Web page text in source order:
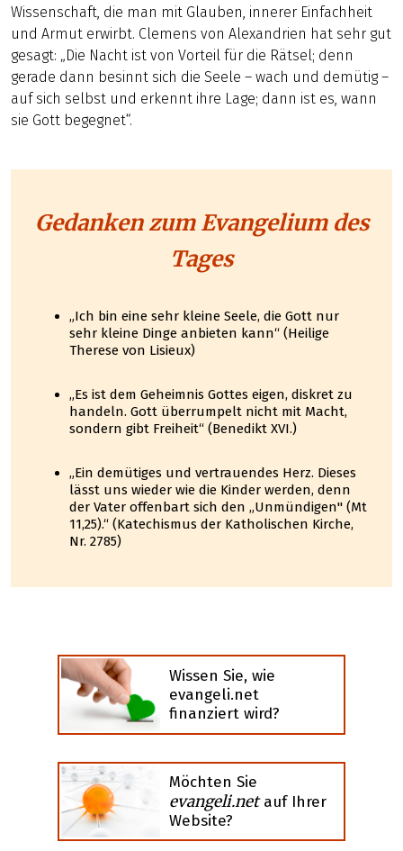
Wissenschaft, die man mit Glauben, innerer Einfachheit
und Armut erwirbt. Clemens von Alexandrien hat sehr gut
gesagt: „Die Nacht ist von Vorteil für die Rätsel; denn
gerade dann besinnt sich die Seele – wach und demütig –
auf sich selbst und erkennt ihre Lage; dann ist es, wann
sie Gott begegnet“.
Gedanken zum Evangelium des
Tages
„Ich bin eine sehr kleine Seele, die Gott nur
sehr kleine Dinge anbieten kann“ (Heilige
Therese von Lisieux)
„Es ist dem Geheimnis Gottes eigen, diskret zu
handeln. Gott überrumpelt nicht mit Macht,
sondern gibt Freiheit“ (Benedikt XVI.)
„Ein demütiges und vertrauendes Herz. Dieses
lässt uns wieder wie die Kinder werden, denn
der Vater offenbart sich den „Unmündigen" (Mt
11,25).“ (Katechismus der Katholischen Kirche,
Nr. 2785)
Wissen Sie, wie
evangeli.net
finanziert wird?
Möchten Sie
evangeli.netauf Ihrer
Website?